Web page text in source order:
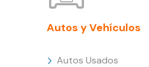
Autos y Vehículos
Autos Usados